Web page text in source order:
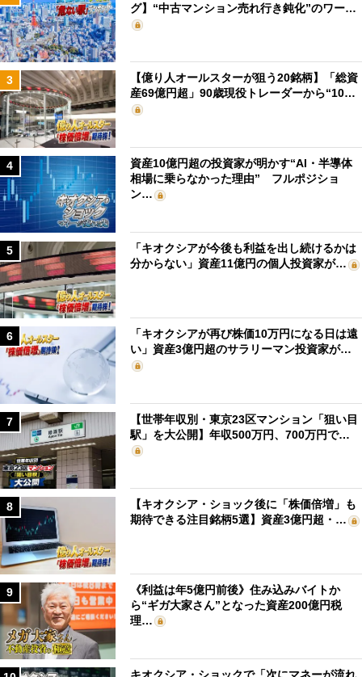
グ】“中古マンション売れ行き鈍化”のワー…
3
【億り人オールスターが狙う20銘柄】「総資
産69億円超」90歳現役トレーダーから“10…
4
資産10億円超の投資家が明かす“AI・半導体
相場に乗らなかった理由” フルポジショ
ン…
5
「キオクシアが今後も利益を出し続けるかは
分からない」資産11億円の個人投資家が…
6
「キオクシアが再び株価10万円になる日は遠
い」資産3億円超のサラリーマン投資家が…
7
【世帯年収別・東京23区マンション「狙い目
駅」を大公開】年収500万円、700万円で…
8
【キオクシア・ショック後に「株価倍増」も
期待できる注目銘柄5選】資産3億円超・…
9
《利益は年5億円前後》住み込みバイトか
ら“ギガ大家さん”となった資産200億円税
理…